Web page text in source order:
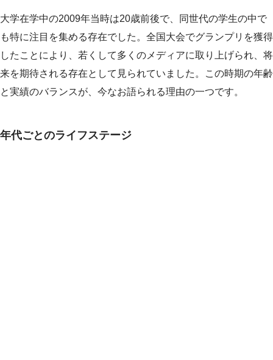
大学在学中の2009年当時は20歳前後で、同世代の学生の中で
も特に注目を集める存在でした。全国大会でグランプリを獲得
したことにより、若くして多くのメディアに取り上げられ、将
来を期待される存在として見られていました。この時期の年齢
と実績のバランスが、今なお語られる理由の一つです。
年代ごとのライフステージ